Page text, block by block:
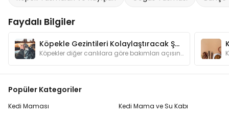
Faydalı Bilgiler
Köpekle Gezintileri Kolaylaştıracak Şeyler
Köpekler diğer canlılara göre bakımları açısından bizlere daha bağımlı hayvanlardır. Gezintilere çıkarken dikkat etmemiz gerekenleri biliyor muyuz?
Popüler Kategoriler
Kedi Maması
Kedi Mama ve Su Kabı